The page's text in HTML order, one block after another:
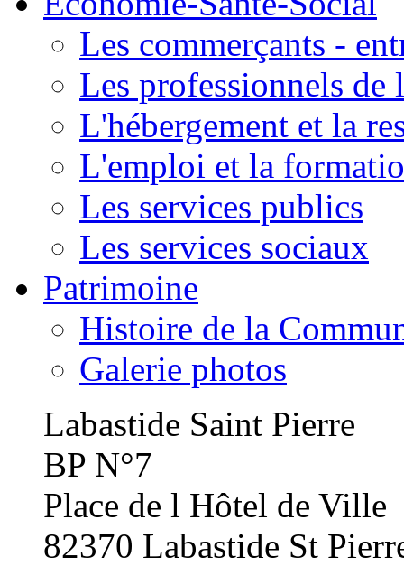
Les commerçants -
Les professionnels de
L'hébergement et la
L'emploi et la
Les services publics
Les services sociaux
Patrimoine
Histoire de la
Galerie photos
Labastide Saint Pierre
BP N°7
Place de l Hôtel de Ville
82370 Labastide St